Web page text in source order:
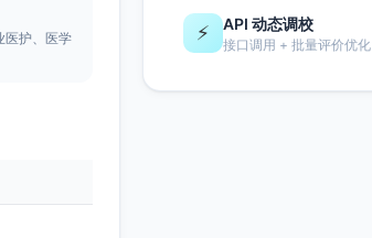
医护、医学
⚡ API 动态调校
接口调用 + 批量评价优化